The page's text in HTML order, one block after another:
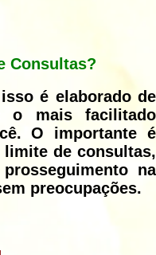
Consultas?
é elaborado de
o mais facilitado
O importante é
de consultas,
na
preocupações.